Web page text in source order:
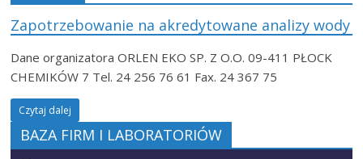
Zapotrzebowanie na akredytowane analizy wody
Dane organizatora ORLEN EKO SP. Z O.O. 09-411 PŁOCK
CHEMIKÓW 7 Tel. 24 256 76 61 Fax. 24 367 75
Czytaj dalej
BAZA FIRM I LABORATORIÓW